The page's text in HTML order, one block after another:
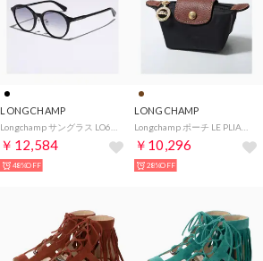
LONGCHAMP
￥12,584
48%OFF
LONGCHAMP
￥10,296
28%OFF